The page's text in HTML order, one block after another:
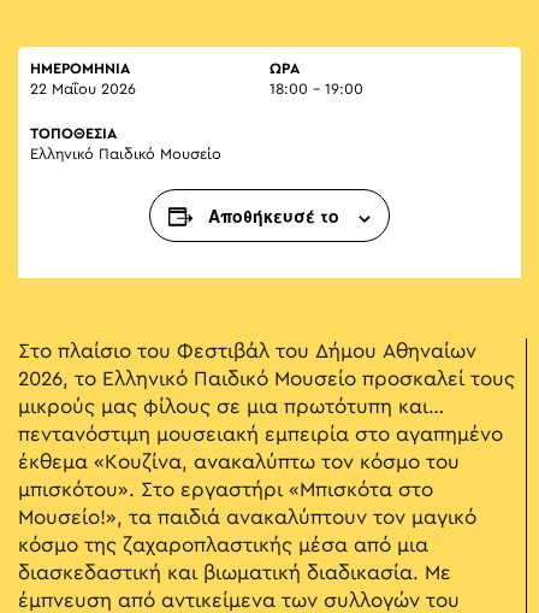
ΗΜΕΡΟΜΗΝΙΑ
22 Μαΐου 2026
ΏΡΑ
18:00 - 19:00
ΤΟΠΟΘΕΣΙΑ
Ελληνικό Παιδικό Μουσείο
Αποθήκευσέ το
Στο πλαίσιο του Φεστιβάλ του Δήμου Αθηναίων
2026, το Ελληνικό Παιδικό Μουσείο προσκαλεί τους
μικρούς μας φίλους σε μια πρωτότυπη και…
πεντανόστιμη μουσειακή εμπειρία στο αγαπημένο
έκθεμα «Κουζίνα, ανακαλύπτω τον κόσμο του
μπισκότου». Στο εργαστήρι «Μπισκότα στο
Μουσείο!», τα παιδιά ανακαλύπτουν τον μαγικό
κόσμο της ζαχαροπλαστικής μέσα από μια
διασκεδαστική και βιωματική διαδικασία. Με
έμπνευση από αντικείμενα των συλλογών του